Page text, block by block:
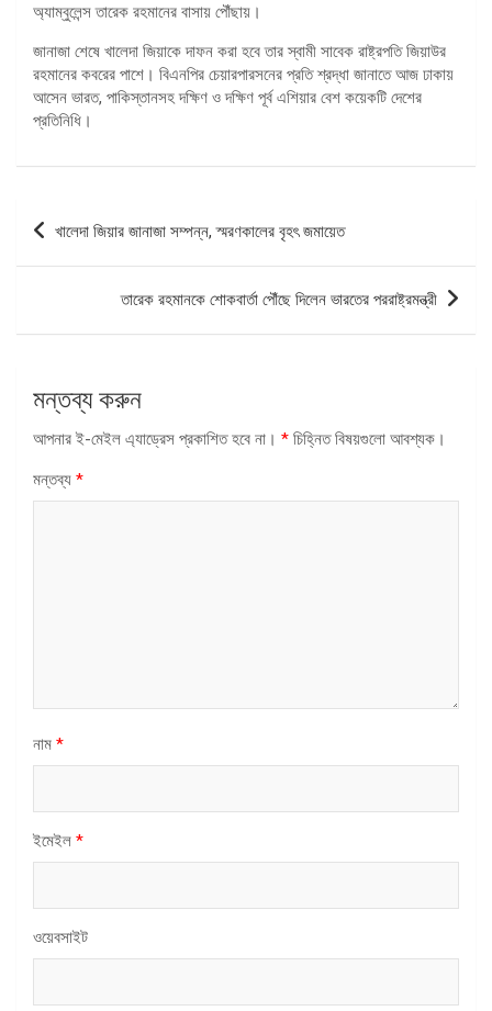
অ্যাম্বুলেন্স তারেক রহমানের বাসায় পৌঁছায়।
জানাজা শেষে খালেদা জিয়াকে দাফন করা হবে তার স্বামী সাবেক রাষ্ট্রপতি জিয়াউর
রহমানের কবরের পাশে। বিএনপির চেয়ারপারসনের প্রতি শ্রদ্ধা জানাতে আজ ঢাকায়
আসেন ভারত, পাকিস্তানসহ দক্ষিণ ও দক্ষিণ পূর্ব এশিয়ার বেশ কয়েকটি দেশের
প্রতিনিধি।
পোস্ট
খালেদা জিয়ার জানাজা সম্পন্ন, স্মরণকালের বৃহৎ জমায়েত
তারেক রহমানকে শোকবার্তা পৌঁছে দিলেন ভারতের পররাষ্ট্রমন্ত্রী
মন্তব্য করুন
আপনার ই-মেইল এ্যাড্রেস প্রকাশিত হবে না। * চিহ্নিত বিষয়গুলো আবশ্যক।
মন্তব্য *
নাম *
ইমেইল *
ওয়েবসাইট